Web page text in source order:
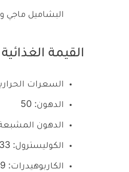
البشاميل ماجي و تُطهى في الفرن
القيمة الغذائية
السعرات الحرارية:
الدهون: 50
الدهون المشبعة:
الكوليسترول: 133
الكاربوهيدرات: 79